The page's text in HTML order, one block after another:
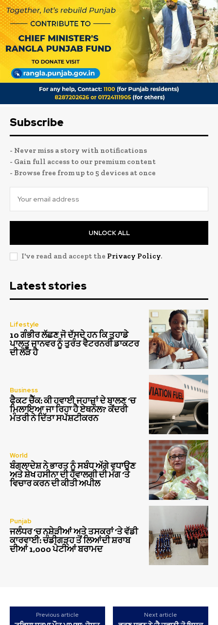
Subscribe
- Never miss a story with notifications
- Gain full access to our premium content
- Browse free from up to 5 devices at once
UNLOCK ALL
I've read and accept the Privacy Policy.
Latest stories
Lifestyle
10 ਗੰਭੀਰ ਲੱਛਣ ਜੋ ਦੱਸਦੇ ਹਨ ਕਿ ਤੁਹਾਡੇ
ਪਾਲਤੂ ਜਾਨਵਰ ਨੂੰ ਤੁਰੰਤ ਵੈਟਰਨਰੀ ਡਾਕਟਰ
ਦੀ ਲੋੜ ਹੈ
Business
ਫੈਕਟ ਚੈੱਕ: ਕੀ ਹਵਾਈ ਜਹਾਜ਼ਾਂ ਦੇ ਬਾਲਣ ‘ਚ
ਮਿਲਾਇਆ ਜਾ ਰਿਹਾ ਹੈ ਏਥਨੌਲ? ਕੇਂਦਰੀ
ਮੰਤਰੀ ਨੇ ਦਿੱਤਾ ਸਪੱਸ਼ਟੀਕਰਨ
World
ਬੰਗਲਾਦੇਸ਼ ਨੇ ਭਾਰਤ ਨੂੰ ਸਬੰਧ ਅੱਗੇ ਵਧਾਉਣ
ਅਤੇ ਸ਼ੇਖ ਹਸੀਨਾ ਦੀ ਹਵਾਲਗੀ ਦੀ ਮੰਗ ‘ਤੇ
ਵਿਚਾਰ ਕਰਨ ਦੀ ਕੀਤੀ ਅਪੀਲ
Punjab
ਜਲੰਧਰ ‘ਚ ਨਸ਼ੇੜੀਆਂ ਅਤੇ ਤਸਕਰਾਂ ‘ਤੇ ਵੱਡੀ
ਕਾਰਵਾਈ: ਚੰਡੀਗੜ੍ਹ ਤੋਂ ਲਿਆਂਦੀ ਸ਼ਰਾਬ
ਦੀਆਂ 1,000 ਪੇਟੀਆਂ ਬਰਾਮਦ
Previous article Next article